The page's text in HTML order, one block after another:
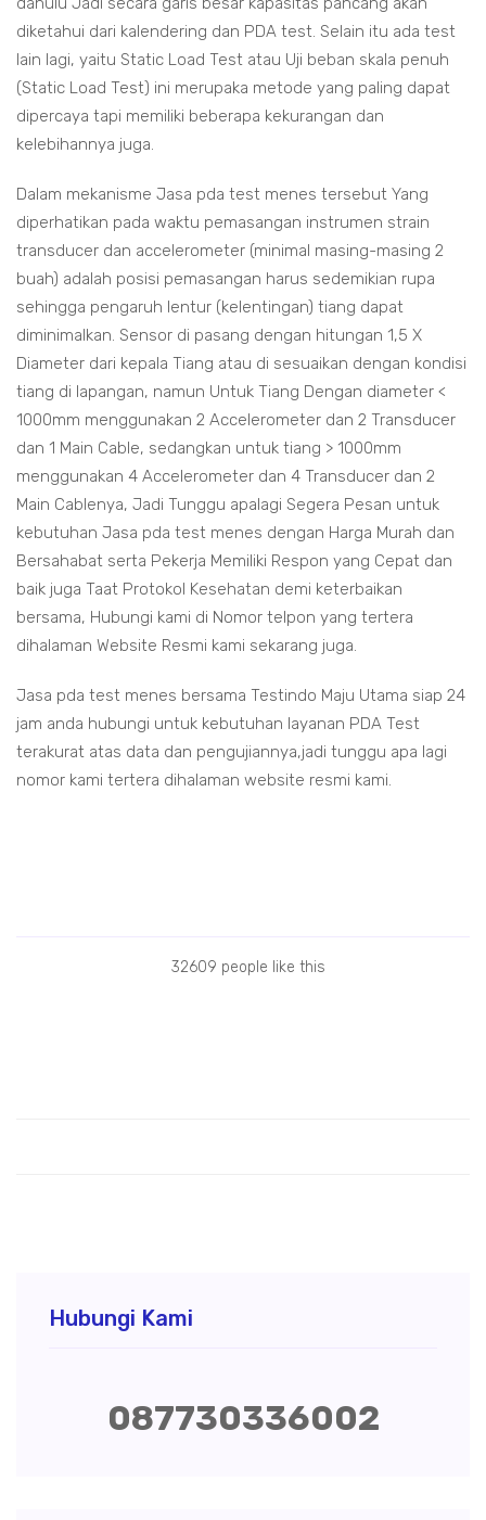
diketahui dari kalendering dan PDA test. Selain itu ada test
lain lagi, yaitu Static Load Test atau Uji beban skala penuh
(Static Load Test) ini merupaka metode yang paling dapat
dipercaya tapi memiliki beberapa kekurangan dan
kelebihannya juga.
Dalam mekanisme Jasa pda test menes tersebut Yang
diperhatikan pada waktu pemasangan instrumen strain
transducer dan accelerometer (minimal masing-masing 2
buah) adalah posisi pemasangan harus sedemikian rupa
sehingga pengaruh lentur (kelentingan) tiang dapat
diminimalkan. Sensor di pasang dengan hitungan 1,5 X
Diameter dari kepala Tiang atau di sesuaikan dengan kondisi
tiang di lapangan, namun Untuk Tiang Dengan diameter <
1000mm menggunakan 2 Accelerometer dan 2 Transducer
dan 1 Main Cable, sedangkan untuk tiang > 1000mm
menggunakan 4 Accelerometer dan 4 Transducer dan 2
Main Cablenya, Jadi Tunggu apalagi Segera Pesan untuk
kebutuhan Jasa pda test menes dengan Harga Murah dan
Bersahabat serta Pekerja Memiliki Respon yang Cepat dan
baik juga Taat Protokol Kesehatan demi keterbaikan
bersama, Hubungi kami di Nomor telpon yang tertera
dihalaman Website Resmi kami sekarang juga.
Jasa pda test menes bersama Testindo Maju Utama siap 24
jam anda hubungi untuk kebutuhan layanan PDA Test
terakurat atas data dan pengujiannya,jadi tunggu apa lagi
nomor kami tertera dihalaman website resmi kami.
32609 people like this
Hubungi Kami
087730336002